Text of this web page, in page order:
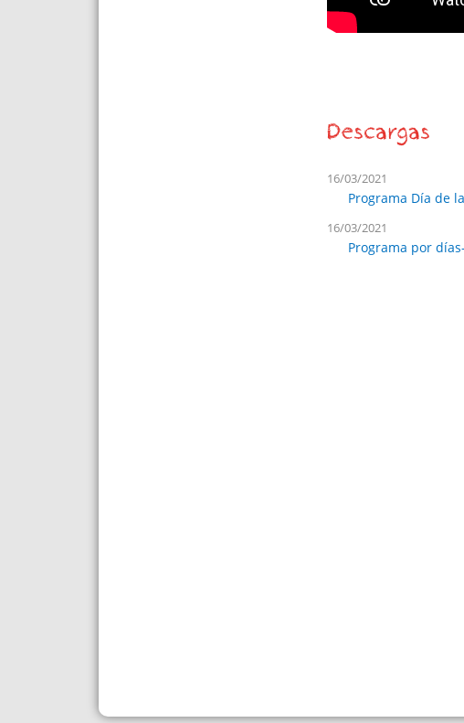
Descargas
16/03/2021
Programa Día de
16/03/2021
Programa por